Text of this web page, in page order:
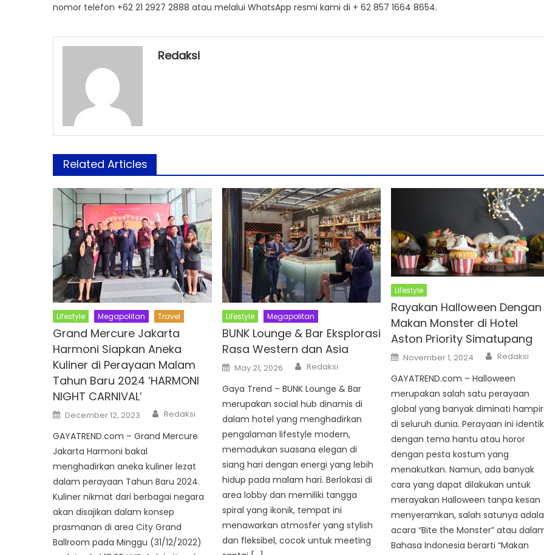
nomor telefon +62 21 2927 2888 atau melalui WhatsApp resmi kami di + 62 857 1664 8654.
Redaksi
Related Articles
Lifestyle Megapolitan Travel
Grand Mercure Jakarta
Harmoni Siapkan Aneka
Kuliner di Perayaan Malam
Tahun Baru 2024 ‘HARMONI
NIGHT CARNIVAL’
Posted
on
December 12, 2023 Author
Redaksi
GAYATREND.com – Grand Mercure
Jakarta Harmoni bakal
menghadirkan aneka kuliner lezat
dalam perayaan Tahun Baru 2024.
Kuliner nikmat dari berbagai negara
akan disajikan dalam konsep
prasmanan di area City Grand
Ballroom pada Minggu (31/12/2022)
Lifestyle Megapolitan
BUNK Lounge & Bar Eksplorasi
Rasa Western dan Asia
Posted
on
May 21, 2026 Author
Redaksi
Gaya Trend – BUNK Lounge & Bar
merupakan social hub dinamis di
dalam hotel yang menghadirkan
pengalaman lifestyle modern,
memadukan suasana elegan di
siang hari dengan energi yang lebih
hidup pada malam hari. Berlokasi di
area lobby dan memiliki tangga
spiral yang ikonik, tempat ini
menawarkan atmosfer yang stylish
dan fleksibel, cocok untuk meeting
Lifestyle
Rayakan Halloween Dengan
Makan Monster di Hotel
Aston Priority Simatupang
Posted
on
November 1, 2024 Author
Redaksi
GAYATREND.com – Halloween
merupakan salah satu perayaan
global yang banyak diminati hampir
di seluruh dunia. Perayaan ini identik
dengan tema hantu atau horor
dengan pesta kostum yang
menakutkan. Namun, ada banyak
cara yang dapat dilakukan untuk
merayakan Halloween tanpa kesan
menyeramkan, salah satunya
acara “Bite the Monster” atau
Bahasa Indonesia berarti “Makan